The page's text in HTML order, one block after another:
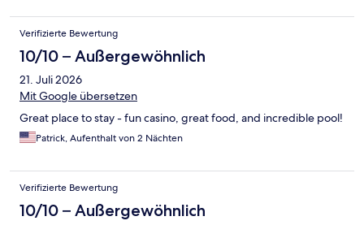
Verifizierte Bewertung
10/10 – Außergewöhnlich
21. Juli 2026
Mit Google übersetzen
Great place to stay - fun casino, great food, and incredible pool!
Patrick, Aufenthalt von 2 Nächten
Verifizierte Bewertung
10/10 – Außergewöhnlich